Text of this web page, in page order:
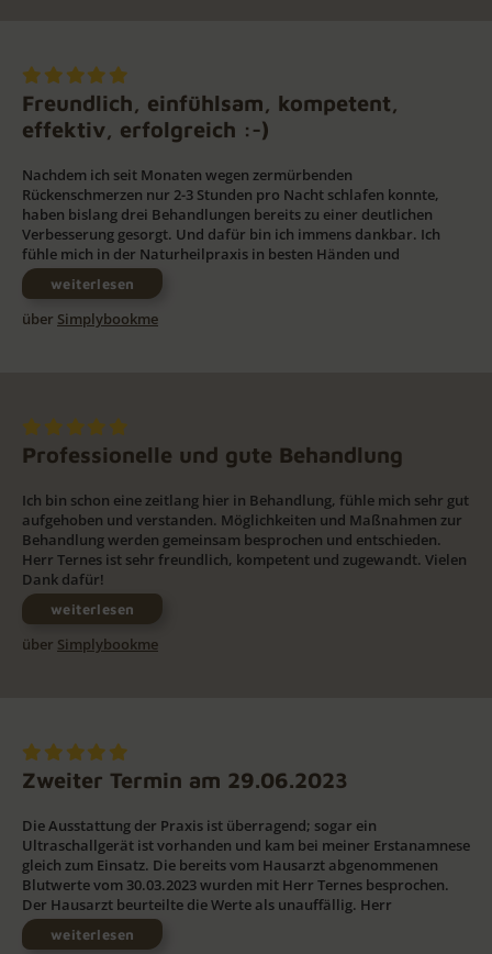
Freundlich, einfühlsam, kompetent,
effektiv, erfolgreich :-)
Nachdem ich seit Monaten wegen zermürbenden
Rückenschmerzen nur 2-3 Stunden pro Nacht schlafen konnte,
haben bislang drei Behandlungen bereits zu einer deutlichen
Verbesserung gesorgt. Und dafür bin ich immens dankbar. Ich
fühle mich in der Naturheilpraxis in besten Händen und
weiterlesen
über Simplybookme
Professionelle und gute Behandlung
Ich bin schon eine zeitlang hier in Behandlung, fühle mich sehr gut
aufgehoben und verstanden. Möglichkeiten und Maßnahmen zur
Behandlung werden gemeinsam besprochen und entschieden.
Herr Ternes ist sehr freundlich, kompetent und zugewandt. Vielen
Dank dafür!
weiterlesen
über Simplybookme
Zweiter Termin am 29.06.2023
Die Ausstattung der Praxis ist überragend; sogar ein
Ultraschallgerät ist vorhanden und kam bei meiner Erstanamnese
gleich zum Einsatz. Die bereits vom Hausarzt abgenommenen
Blutwerte vom 30.03.2023 wurden mit Herr Ternes besprochen.
Der Hausarzt beurteilte die Werte als unauffällig. Herr
weiterlesen